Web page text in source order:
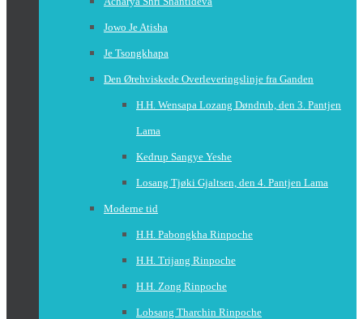
Jowo Je Atisha
Je Tsongkhapa
Den Ørehviskede Overleveringslinje fra Ganden
H.H. Wensapa Lozang Døndrub, den 3. Pantjen
Lama
Kedrup Sangye Yeshe
Losang Tjøki Gjaltsen, den 4. Pantjen Lama
Moderne tid
H.H. Pabongkha Rinpoche
H.H. Trijang Rinpoche
H.H. Zong Rinpoche
Lobsang Tharchin Rinpoche